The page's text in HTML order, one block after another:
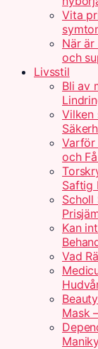
Vita
När
och
Livsstil
Bli av
Vilken
Varför
och
Saftig
Scholl
Kan
Vad
Mask